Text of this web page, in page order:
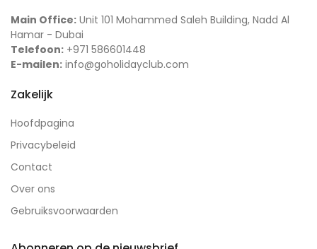
Main Office: Unit 101 Mohammed Saleh Building, Nadd Al
Hamar - Dubai
Telefoon: +971 586601448
E-mailen: info@goholidayclub.com
Zakelijk
Hoofdpagina
Privacybeleid
Contact
Over ons
Gebruiksvoorwaarden